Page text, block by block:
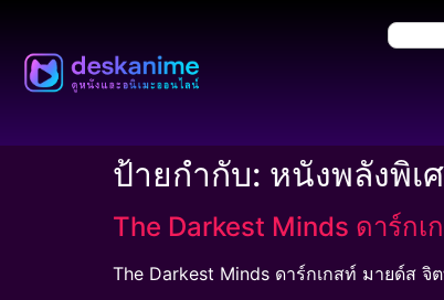
ป้ายกำกับ: หนังพลังพิเ
The Darkest Minds ดาร์ก
The Darkest Minds ดาร์กเกสท์ มายด์ส